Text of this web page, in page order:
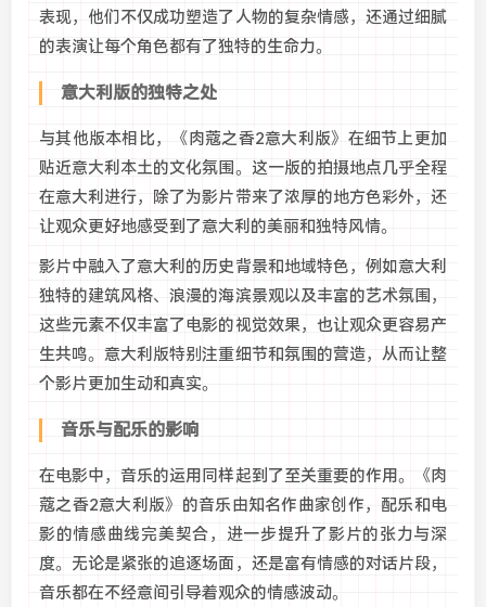
表现，他们不仅成功塑造了人物的复杂情感，还通过细腻
的表演让每个角色都有了独特的生命力。
意大利版的独特之处
与其他版本相比，《肉蔻之香2意大利版》在细节上更加
贴近意大利本土的文化氛围。这一版的拍摄地点几乎全程
在意大利进行，除了为影片带来了浓厚的地方色彩外，还
让观众更好地感受到了意大利的美丽和独特风情。
影片中融入了意大利的历史背景和地域特色，例如意大利
独特的建筑风格、浪漫的海滨景观以及丰富的艺术氛围，
这些元素不仅丰富了电影的视觉效果，也让观众更容易产
生共鸣。意大利版特别注重细节和氛围的营造，从而让整
个影片更加生动和真实。
音乐与配乐的影响
在电影中，音乐的运用同样起到了至关重要的作用。《肉
蔻之香2意大利版》的音乐由知名作曲家创作，配乐和电
影的情感曲线完美契合，进一步提升了影片的张力与深
度。无论是紧张的追逐场面，还是富有情感的对话片段，
音乐都在不经意间引导着观众的情感波动。